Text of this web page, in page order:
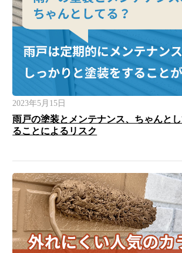
2023年5月15日
雨戸の塗装とメンテナンス、ちゃんと
ることによるリスク